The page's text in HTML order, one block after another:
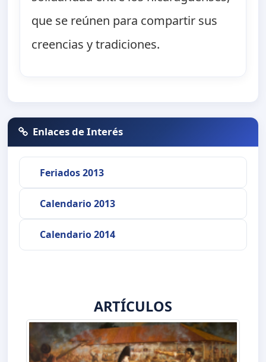
que se reúnen para compartir sus
creencias y tradiciones.
Enlaces de Interés
Feriados 2013
Calendario 2013
Calendario 2014
ARTÍCULOS